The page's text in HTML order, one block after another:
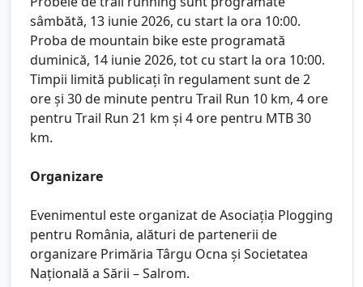
sâmbătă, 13 iunie 2026, cu start la ora 10:00.
Proba de mountain bike este programată
duminică, 14 iunie 2026, tot cu start la ora 10:00.
Timpii limită publicați în regulament sunt de 2
ore și 30 de minute pentru Trail Run 10 km, 4 ore
pentru Trail Run 21 km și 4 ore pentru MTB 30
km.
Organizare
Evenimentul este organizat de Asociația Plogging
pentru România, alături de partenerii de
organizare Primăria Târgu Ocna și Societatea
Națională a Sării – Salrom.